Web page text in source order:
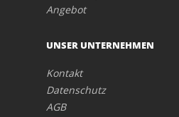
Angebot
UNSER UNTERNEHMEN
Kontakt
Datenschutz
AGB